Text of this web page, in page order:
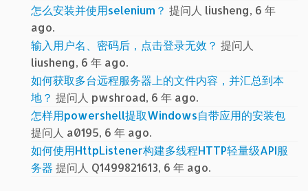
怎么安装并使用selenium？ 提问人 liusheng, 6 年
ago.
输入用户名、密码后，点击登录无效？ 提问人
liusheng, 6 年 ago.
如何获取多台远程服务器上的文件内容，并汇总到本
地？ 提问人 pwshroad, 6 年 ago.
怎样用powershell提取Windows自带应用的安装包
提问人 a0195, 6 年 ago.
如何使用HttpListener构建多线程HTTP轻量级API服
务器 提问人 Q1499821613, 6 年 ago.